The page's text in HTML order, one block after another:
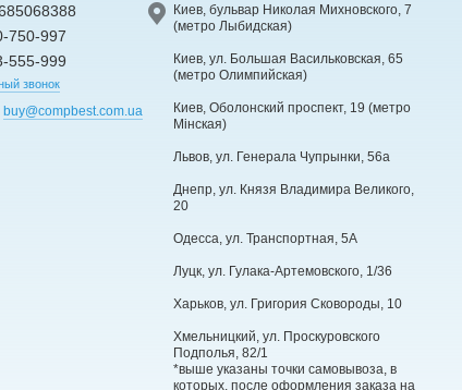
750-997
555-999
звонок
buy@compbest.com.ua
Киев, бульвар Николая Михновского, 7
(метро Лыбидская)
Киев, ул. Большая Васильковская, 65
(метро Олимпийская)
Киев, Оболонский проспект, 19 (метро
Мінская)
Львов, ул. Генерала Чупрынки, 56а
Днепр, ул. Князя Владимира Великого,
20
Одесса, ул. Транспортная, 5А
Луцк, ул. Гулака-Артемовского, 1/36
Харьков, ул. Григория Сковороды, 10
Хмельницкий, ул. Проскуровского
Подполья, 82/1
*выше указаны точки самовывоза, в
которых, после оформления заказа на